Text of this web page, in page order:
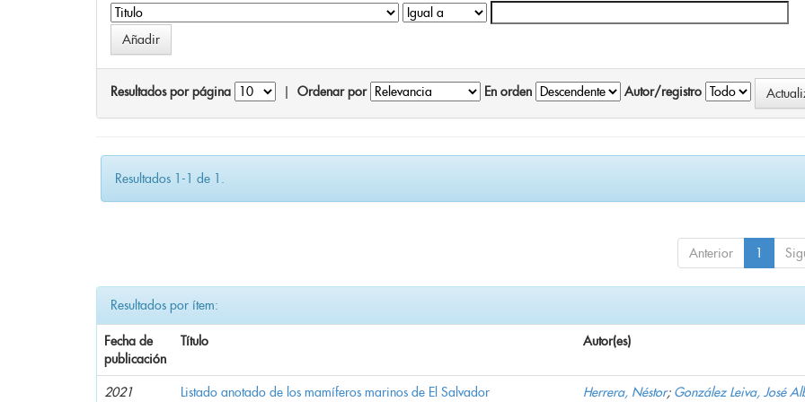
Resultados por página Ordenar por En orden Autor/registro
Resultados 1-1 de 1.
Anterior 1
Resultados por ítem:
Fecha de
publicación
Título Autor(es)
2021 Listado anotado de los mamíferos marinos de El Salvador Herrera, Néstor; González Leiva, José